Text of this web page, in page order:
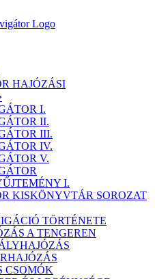
HAJÓZÁSI
I.
II.
III.
IV.
V.
I.
KISKÖNYVTÁR SOROZAT
TÖRTÉNETE
A TENGEREN
CSOMÓK